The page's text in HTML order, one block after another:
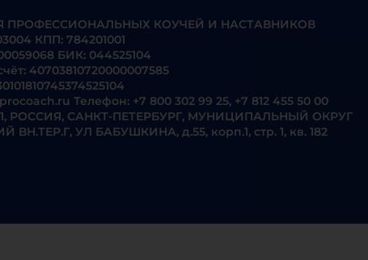
ПРОФЕССИОНАЛЬНЫХ КОУЧЕЙ И НАСТАВНИКОВ
КПП: 784201001
БИК: 044525104
40703810720000007585
Телефон: +7 800 302 99 25, +7 812 455 50 00
РОССИЯ, САНКТ-ПЕТЕРБУРГ, МУНИЦИПАЛЬНЫЙ ОКРУГ
ВН.ТЕР.Г, УЛ БАБУШКИНА, д.55, корп.1, стр. 1, кв. 182